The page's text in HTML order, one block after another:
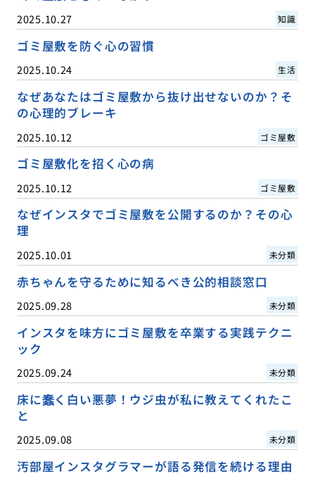
2025.10.27 知識
ゴミ屋敷を防ぐ心の習慣
2025.10.24 生活
なぜあなたはゴミ屋敷から抜け出せないのか？そ
の心理的ブレーキ
2025.10.12 ゴミ屋敷
ゴミ屋敷化を招く心の病
2025.10.12 ゴミ屋敷
なぜインスタでゴミ屋敷を公開するのか？その心
理
2025.10.01 未分類
赤ちゃんを守るために知るべき公的相談窓口
2025.09.28 未分類
インスタを味方にゴミ屋敷を卒業する実践テクニ
ック
2025.09.24 未分類
床に蠢く白い悪夢！ウジ虫が私に教えてくれたこ
と
2025.09.08 未分類
汚部屋インスタグラマーが語る発信を続ける理由